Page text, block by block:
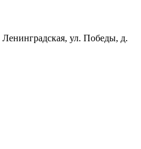
ул. Победы, д.